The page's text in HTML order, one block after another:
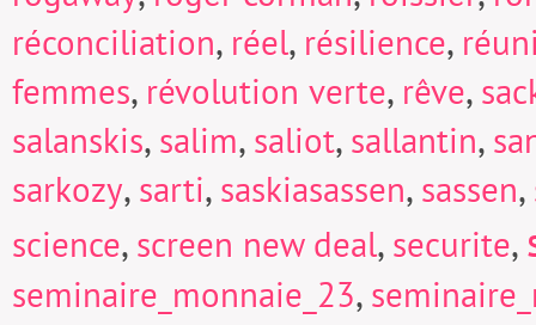
réconciliation, réel, résilience,
femmes, révolution verte, rêve,
salanskis, salim, saliot, sallantin,
sarkozy, sarti, saskiasassen, sassen,
science, screen new deal, securite,
seminaire_monnaie_23,